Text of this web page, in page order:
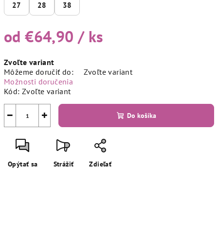
27 28 38
od€64,90 / ks
cena:
Zvoľte variant
Môžeme doručiť do:
Zvoľte variant
Možnosti doručenia
Kód: Zvoľte variant
+
− Do košíka
Opýtať sa Strážiť Zdieľať